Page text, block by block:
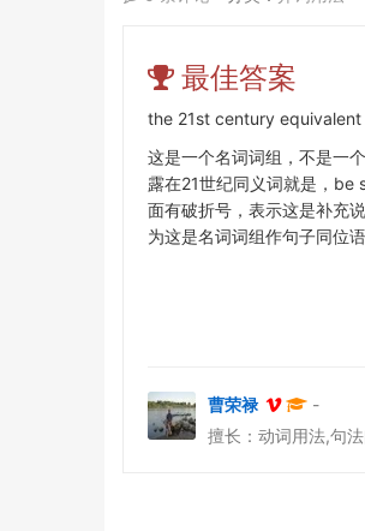
最佳答案
the 21st century
这是一个名词词组，不是一
露在21世纪同义词就是，
面有破折号，表示这是补充
为这是名词词组作句子同位
曹荣禄
-
擅长：动词用法,句